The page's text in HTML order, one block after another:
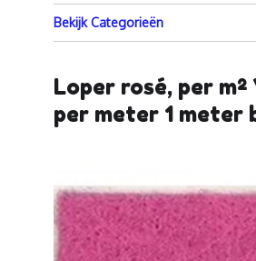
Bekijk Categorieën
Loper rosé, per
per meter 1 meter